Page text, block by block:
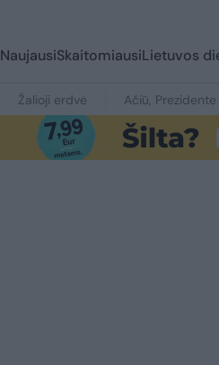
NaujausiSkaitomiausiLietuvos
Žalioji erdvė Ačiū, Prezidente